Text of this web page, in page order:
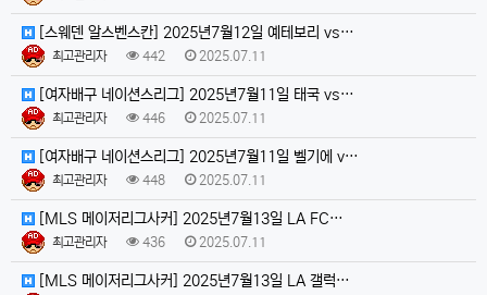
[스웨덴 알스벤스칸] 2025년7월12일 예테보리 vs…
최고관리자 442 2025.07.11
[여자배구 네이션스리그] 2025년7월11일 태국 vs…
최고관리자 446 2025.07.11
[여자배구 네이션스리그] 2025년7월11일 벨기에 v…
최고관리자 448 2025.07.11
[MLS 메이저리그사커] 2025년7월13일 LA FC…
최고관리자 436 2025.07.11
[MLS 메이저리그사커] 2025년7월13일 LA 갤럭…